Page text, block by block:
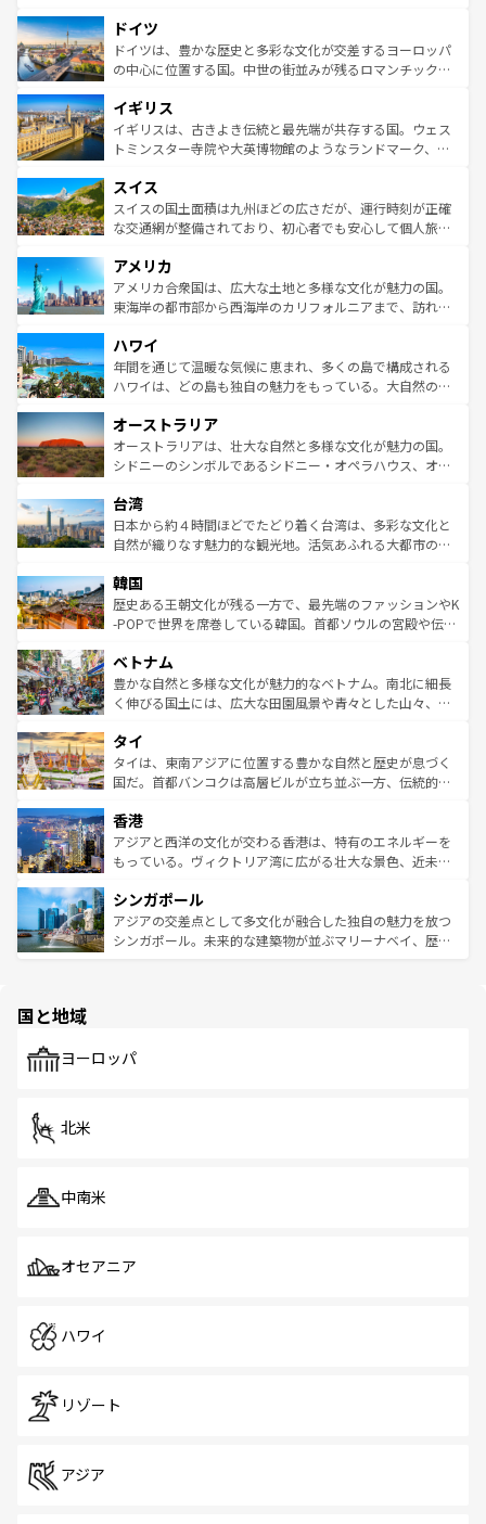
せる。地方によって風土や気候が異なるスペインはその個
性で訪れる人を魅了する。 なお、新着のスペイン情報は コ
ンテンツ一覧を参照してほしい。
で、幅広い魅力が詰まっている。華麗な宮殿、歴史的な大
聖堂、美しいビーチ、そして豊かな自然が、訪れる者を心
から魅了する。また、フランスは美食の国としても知ら
いる。シャンパンの発祥地であるランス、プロヴァンスの
香り高いラベンダー畑など、多彩な楽しみ方が可能だ。さ
らに、パリ以外の地域にも魅力が溢れており、どの街角に
れる地方に足を運ぶとそれぞれで全く異なる文化を体験で
きるだろう。 なお、新着のフランス情報はコンテンツ一覧
を参照してほしい。
ドイツ
ドイツは、豊かな歴史と多彩な文化が交差するヨーロッパ
の中心に位置する国。中世の街並みが残るロマンチック街
顔を持つこの国は、どこを歩いても飽きることがない。ベ
ルリンの文化的活気、バイエルン州のアルプスの絶景、そ
してライン川沿いのワイン畑といった風景は必見。ビール
は、お酒好きな人にはぜひ体験してほしい。 なお、新着の
ドイツ情報はコンテンツ一覧を参照してほしい。
イギリス
イギリスは、古きよき伝統と最先端が共存する国。ウェス
トミンスター寺院や大英博物館のようなランドマーク、歴
リアごとに異なる魅力がある。また、優雅なアフタヌーン
ティー、ビール好きにはたまらない英国パブ、サッカー観
戦など、本場だからこそできる体験も豊富。イギリスを旅
ンツ一覧を参照してほしい。
スイス
スイスの国土面積は九州ほどの広さだが、運行時刻が正確
な交通網が整備されており、初心者でも安心して個人旅行
の建物がそのまま残る町や、スイスならではのユニークな
博物館もあり、アルプス観光だけでなく町歩きも満喫する
ことができる。国民の所得が高いため物価も高いが、旅行
ば市内交通費無料で観光を楽しむこともできる。 なお、新
着のスイス情報はコンテンツ一覧 を参照してほしい。
アメリカ
アメリカ合衆国は、広大な土地と多様な文化が魅力の国。
東海岸の都市部から西海岸のカリフォルニアまで、訪れる
のような巨大都市は、観光、ショッピング、エンターテイ
ンメントが詰まった刺激的なスポットだ。一方、アメリカ
西部には大自然が広がり、グランドキャニオンやイエロー
部のニューオーリンズでは、音楽と美食が融合した独特の
文化が魅力。旅行者はアメリカの各地域で異なる魅力を楽
しみながら、その多様性と豊かな歴史を感じることができ
ならではの贅沢な旅のスタイルだ。 なお、新着のアメリカ
情報はコンテンツ一覧を参照してほしい。
ハワイ
年間を通じて温暖な気候に恵まれ、多くの島で構成される
ハワイは、どの島も独自の魅力をもっている。大自然の神
ワイ島は見逃せない。また、定番の観光地といえばオアフ
島だが、静かな自然を求めるならマウイ島やカウアイ島が
おすすめ。エメラルドグリーンに輝く海をはじめ、豊かな
れるおもてなしの心で訪れる人々を迎えてくれるハワイの
人々、おいしいローカルフードやハワイアンミュージッ
ク、伝統的なフラダンスなど、すべてがハワイの魅力を彩
ワイを、存分に味わってほしい。 なお、新着のハワイ情報
はコンテンツ一覧を参照してほしい。
オーストラリア
オーストラリアは、壮大な自然と多様な文化が魅力の国。
シドニーのシンボルであるシドニー・オペラハウス、オー
リアリーフや大陸中央部にそびえるウルル（エアーズロッ
ク）、タスマニアの美しい原生林やケアンズの熱帯雨林な
ど、見どころがたくさん。また、カフェやワイン、オージ
いる。アクティビティも充実しており、サーフィンやダイ
ビング、ハイキングなど、アウトドア好きにはたまらな
い。オーストラリアの多彩な魅力を存分に味わいつくそ
参照してほしい。
台湾
日本から約４時間ほどでたどり着く台湾は、多彩な文化と
自然が織りなす魅力的な観光地。活気あふれる大都市の台
ン）、静ひつな山岳地帯である台湾東部など、都市の喧騒
と山間の静けさが共存しており、訪れる人に新しい発見と
驚きをもたらしてくれる。また、奥深い台湾の食文化も魅
容にもいいと評判のスイーツなど、バラエティ豊かな料理
が味わえる。 なお、新着の台湾情報は コンテンツ一覧を参
照してほしい。
韓国
歴史ある王朝文化が残る一方で、最先端のファッションやK
-POPで世界を席巻している韓国。首都ソウルの宮殿や伝統
き、地方に足を延ばせば四季折々の自然美を楽しむことが
できる。そして、キムチや焼肉、絶品のストリートフード
まで、さまざまな韓国料理が待っている。夜には、韓国な
リティに包まれながら、韓国の多彩な魅力を心ゆくまで味
わってみてほしい。 なお、新着の韓国情報はコンテンツ一
覧を参照してほしい。
ベトナム
豊かな自然と多様な文化が魅力的なベトナム。南北に細長
く伸びる国土には、広大な田園風景や青々とした山々、世
急速な発展と共に伝統が息づく。ハノイの古い町並みやホ
ーチミン市のフランス統治時代の建物も、独特の雰囲気を
醸し出している。また、バラエティの豊かさとおいしさで
とつ。フォーやバインミー、ベトナムコーヒーなどは、ぜ
ひ現地で味わいたい。どの地域を訪れてもあたたかい人々
が旅行者を迎えてくれるので、きっと忘れられない旅にな
参照してほしい。
タイ
タイは、東南アジアに位置する豊かな自然と歴史が息づく
国だ。首都バンコクは高層ビルが立ち並ぶ一方、伝統的な
の活気が交差している。北部ではチェンマイなどの山岳地
帯で自然と触れ合い、南部ではプーケットやクラビの美し
いビーチでリゾート気分を楽しむことができる。タイ料理
激する。気候は一年中温暖で、どの季節にも異なる楽しみ
が待っている。親しみやすいタイの人々、仏教を中心とし
た文化、そして多様な観光資源が、訪れる旅人を魅了し続
香港
アジアと西洋の文化が交わる香港は、特有のエネルギーを
もっている。ヴィクトリア湾に広がる壮大な景色、近未来
み、どこを訪れても感動するはず。観光スポットが密集し
ており、効率よく見どころを回れるのも魅力。息をのむよ
うな絶景から文化的な体験まで、香港を存分に楽しみ尽く
シンガポール
アジアの交差点として多文化が融合した独自の魅力を放つ
シンガポール。未来的な建築物が並ぶマリーナベイ、歴史
で、ホーカーズは地元の風情を楽しめる外せないスポット
国と地域
ヨーロッパ
北米
中南米
オセアニア
ハワイ
リゾート
アジア